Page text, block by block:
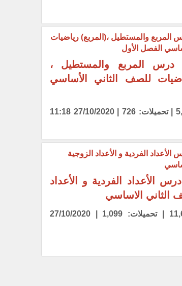
درس المربع والمستطيل ،
للصف الثاني الأساسي
مشاهدات: 5,792 | تحميلات: 726 | 27/10/2020 11:18
الأعداد الفردية و الأعداد
الثاني الاساسي
مشاهدات: 11,615 | تحميلات: 1,099 | 27/10/2020